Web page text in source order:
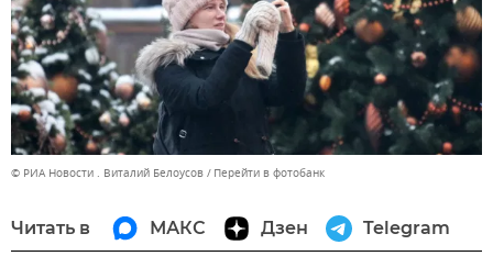
© РИА Новости . Виталий Белоусов Перейти в фотобанк
Читать в МАКС Дзен Telegram